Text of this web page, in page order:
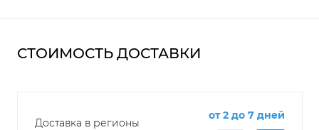
СТОИМОСТЬ ДОСТАВКИ
Доставка в регионы
от 2 до 7 дней